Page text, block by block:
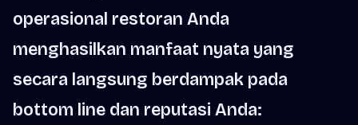
operasional restoran Anda
menghasilkan manfaat nyata yang
secara langsung berdampak pada
bottom line dan reputasi Anda: